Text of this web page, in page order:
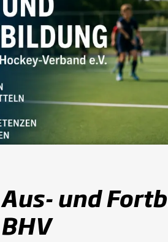
Aus- und
BHV